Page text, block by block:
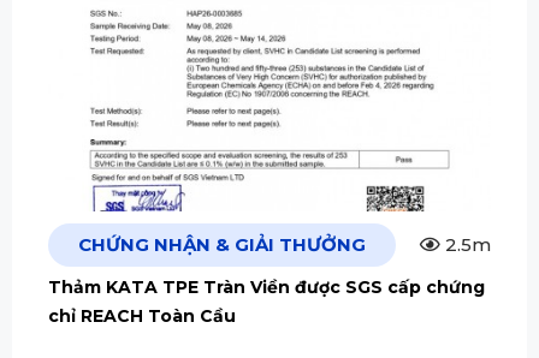
CHỨNG NHẬN & GIẢI THƯỞNG 2.5m
Thảm KATA TPE Tràn Viền được SGS cấp chứng
chỉ REACH Toàn Cầu